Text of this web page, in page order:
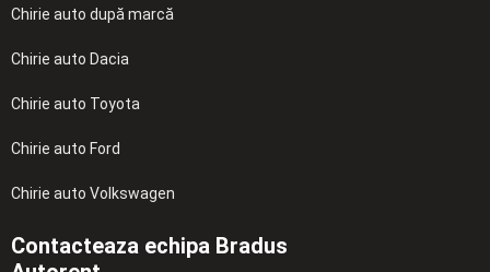
Chirie auto după marcă
Chirie auto Dacia
Chirie auto Toyota
Chirie auto Ford
Chirie auto Volkswagen
Contacteaza echipa Bradus